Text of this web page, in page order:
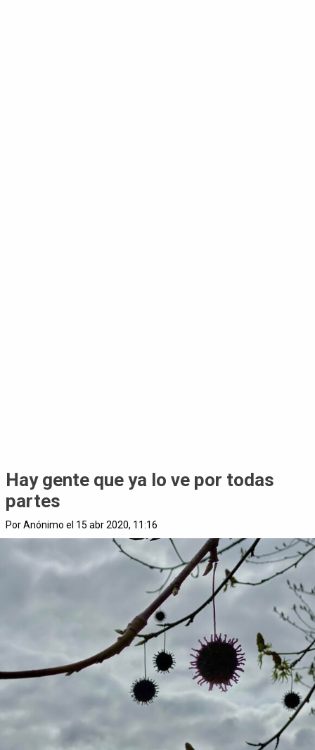
Hay gente que ya lo ve por todas
partes
Por Anónimo el 15 abr 2020, 11:16